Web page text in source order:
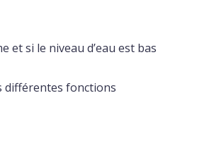
et si le niveau d’eau est bas
différentes fonctions